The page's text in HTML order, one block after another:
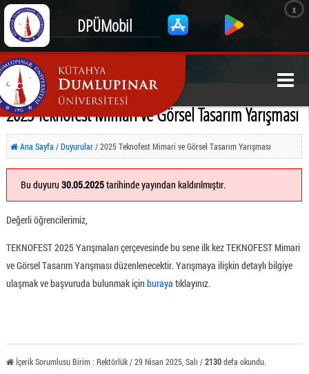
DPÜMobil
x
2025 Teknofest Mimari ve Görsel Tasarım Yarışması
Ana Sayfa /Duyurular/ 2025 Teknofest Mimari ve Görsel Tasarım Yarışması
Bu duyuru 30.05.2025tarihinde yayından kaldırılmıştır.
Değerli öğrencilerimiz,
TEKNOFEST 2025 Yarışmaları çerçevesinde bu sene ilk kez TEKNOFEST Mimari
ve Görsel Tasarım Yarışması düzenlenecektir. Yarışmaya ilişkin detaylı bilgiye
ulaşmak ve başvuruda bulunmak için buraya tıklayınız.
İçerik Sorumlusu Birim : Rektörlük / 29 Nisan 2025, Salı /2130defa okundu.